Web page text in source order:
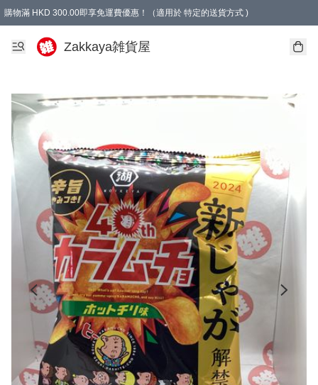
購物滿 HKD 300.00即享免運費優惠！（適用於 特定的送貨方式 )
Zakkaya雑貨屋